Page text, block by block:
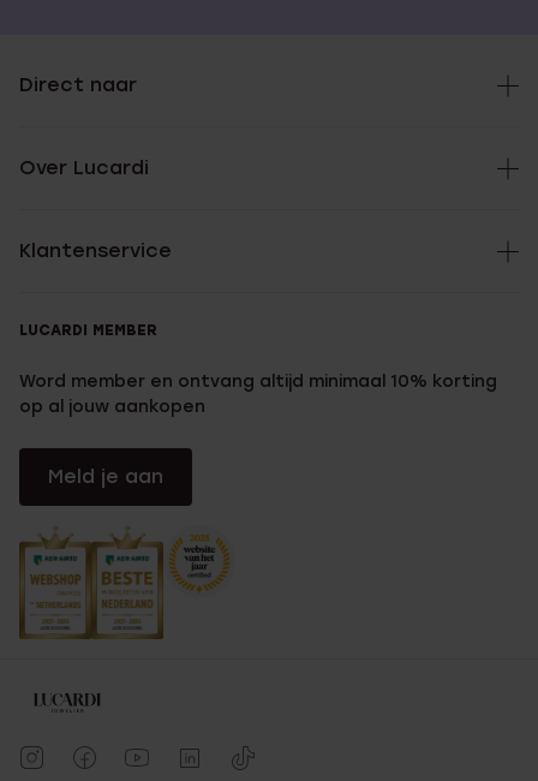
Direct naar
Over Lucardi
Klantenservice
LUCARDI MEMBER
Word member en ontvang altijd minimaal 10% korting
op al jouw aankopen
Meld je aan